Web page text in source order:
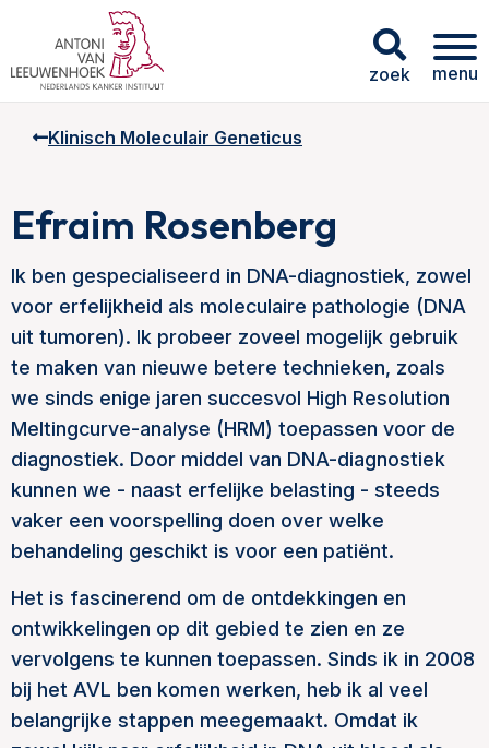
zoek menu
Klinisch Moleculair Geneticus
Efraim Rosenberg
Ik ben gespecialiseerd in DNA-diagnostiek, zowel
voor erfelijkheid als moleculaire pathologie (DNA
uit tumoren). Ik probeer zoveel mogelijk gebruik
te maken van nieuwe betere technieken, zoals
we sinds enige jaren succesvol High Resolution
Meltingcurve-analyse (HRM) toepassen voor de
diagnostiek. Door middel van DNA-diagnostiek
kunnen we - naast erfelijke belasting - steeds
vaker een voorspelling doen over welke
behandeling geschikt is voor een patiënt.
Het is fascinerend om de ontdekkingen en
ontwikkelingen op dit gebied te zien en ze
vervolgens te kunnen toepassen. Sinds ik in 2008
bij het AVL ben komen werken, heb ik al veel
belangrijke stappen meegemaakt. Omdat ik